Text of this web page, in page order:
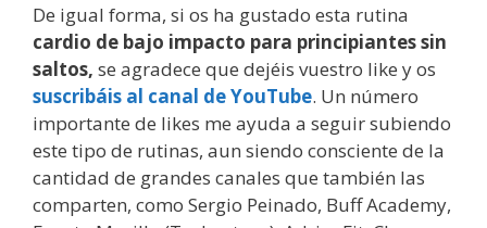
De igual forma, si os ha gustado esta rutina
cardio de bajo impacto para principiantes sin
saltos, se agradece que dejéis vuestro like y os
suscribáis al canal de YouTube. Un número
importante de likes me ayuda a seguir subiendo
este tipo de rutinas, aun siendo consciente de la
cantidad de grandes canales que también las
comparten, como Sergio Peinado, Buff Academy,